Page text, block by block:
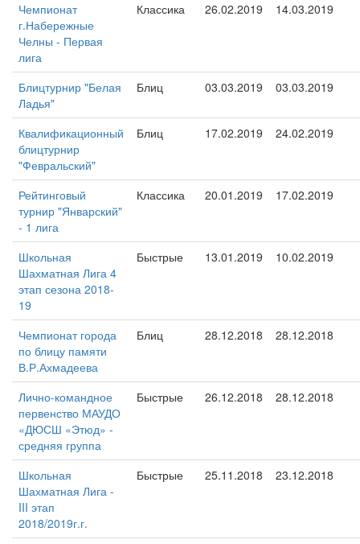
Чемпионат
г.Набережные
Челны - Первая
лига
Классика 26.02.2019 14.03.2019
Блицтурнир "Белая
Ладья"
Блиц 03.03.2019 03.03.2019
Квалификационный
блицтурнир
"Февральский"
Блиц 17.02.2019 24.02.2019
Рейтинговый
турнир "Январский"
- 1 лига
Классика 20.01.2019 17.02.2019
Школьная
Шахматная Лига 4
этап сезона 2018-
19
Быстрые 13.01.2019 10.02.2019
Чемпионат города
по блицу памяти
В.Р.Ахмадеева
Блиц 28.12.2018 28.12.2018
Лично-командное
первенство МАУДО
«ДЮСШ «Этюд» -
средняя группа
Быстрые 26.12.2018 28.12.2018
Школьная
Шахматная Лига -
III этап
2018/2019г.г.
Быстрые 25.11.2018 23.12.2018